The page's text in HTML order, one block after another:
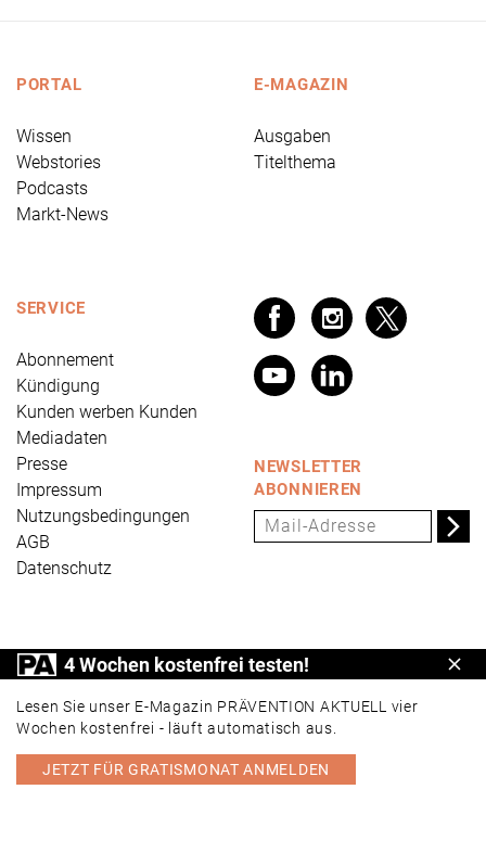
PORTAL
Wissen
Webstories
Podcasts
Markt-News
E-MAGAZIN
Ausgaben
Titelthema
SERVICE
Abonnement
Kündigung
Kunden werben Kunden
Mediadaten
Presse
Impressum
Nutzungsbedingungen
AGB
Datenschutz
NEWSLETTER
ABONNIEREN
PRÄVENTION AKTUELL ist ein Produkt der Universum
Verlag GmbH, Wettinerstraße 3-5, 65189 Wiesbaden,
www.universum.de,info@universum.de
PORTAL E-MAGAZIN
4 Wochen kostenfrei testen!
Lesen Sie unser E-Magazin PRÄVENTION AKTUELL vier
Wochen kostenfrei - läuft automatisch aus.
JETZT FÜR GRATISMONAT ANMELDEN